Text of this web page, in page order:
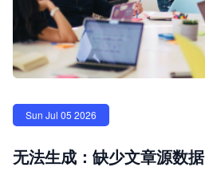
Sun Jul 05 2026
无法生成：缺少文章源数据